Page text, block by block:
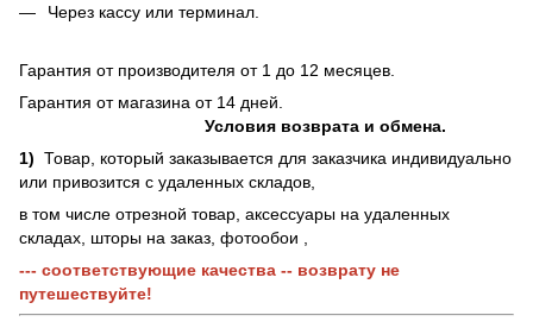
Через кассу или терминал.
Гарантия от производителя от 1 до 12 месяцев.
Гарантия от магазина от 14 дней.
Условия возврата и обмена.
1) Товар, который заказывается для заказчика индивидуально
или привозится с удаленных складов,
в том числе отрезной товар, аксессуары на удаленных
складах, шторы на заказ, фотообои ,
--- соответствующие качества -- возврату не
путешествуйте!